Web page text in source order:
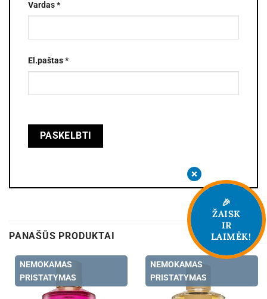
Vardas*
El.paštas*
PANAŠŪS PRODUKTAI
NEMOKAMAS
PRISTATYMAS
NEMOKAMAS
PRISTATYMAS
🎉
ŽAISK
IR
LAIMĖK!